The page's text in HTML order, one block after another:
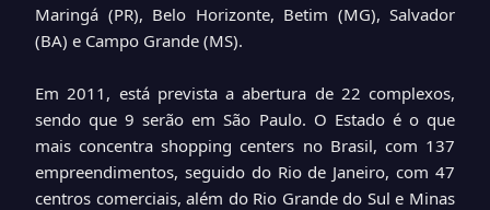
Maringá (PR), Belo Horizonte, Betim (MG), Salvador
(BA) e Campo Grande (MS).
Em 2011, está prevista a abertura de 22 complexos,
sendo que 9 serão em São Paulo. O Estado é o que
mais concentra shopping centers no Brasil, com 137
empreendimentos, seguido do Rio de Janeiro, com 47
centros comerciais, além do Rio Grande do Sul e Minas